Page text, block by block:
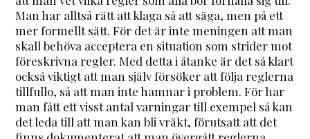
Man har alltså rätt att klaga så att säga, men på ett
mer formellt sätt. För det är inte meningen att man
skall behöva acceptera en situation som strider mot
föreskrivna regler. Med detta i åtanke är det så klart
också viktigt att man själv försöker att följa reglerna
tillfullo, så att man inte hamnar i problem. För har
man fått ett visst antal varningar till exempel så kan
det leda till att man kan bli vräkt, förutsatt att det